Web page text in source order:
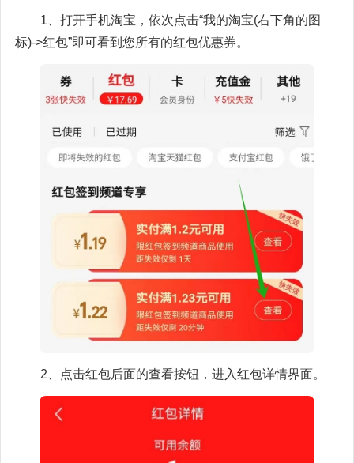
1、打开手机淘宝，依次点击“我的淘宝(右下角的图
标)->红包”即可看到您所有的红包优惠券。
2、点击红包后面的查看按钮，进入红包详情界面。